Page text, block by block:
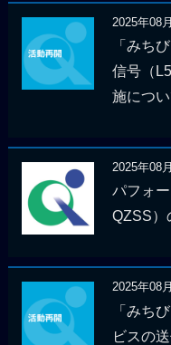
2025年08
「みち
信号（
施につ
2025年08
パフォ
QZSS）
2025年08
「みち
ビスの